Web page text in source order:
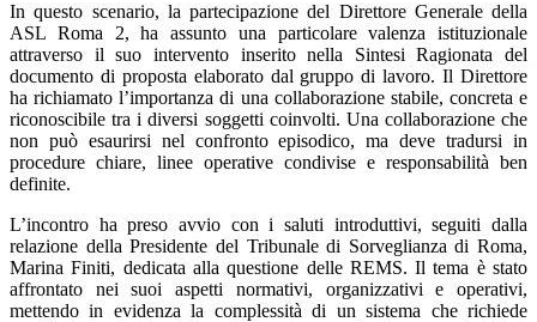
In questo scenario, la partecipazione del Direttore Generale della
ASL Roma 2, ha assunto una particolare valenza istituzionale
attraverso il suo intervento inserito nella Sintesi Ragionata del
documento di proposta elaborato dal gruppo di lavoro. Il Direttore
ha richiamato l’importanza di una collaborazione stabile, concreta e
riconoscibile tra i diversi soggetti coinvolti. Una collaborazione che
non può esaurirsi nel confronto episodico, ma deve tradursi in
procedure chiare, linee operative condivise e responsabilità ben
definite.
L’incontro ha preso avvio con i saluti introduttivi, seguiti dalla
relazione della Presidente del Tribunale di Sorveglianza di Roma,
Marina Finiti, dedicata alla questione delle REMS. Il tema è stato
affrontato nei suoi aspetti normativi, organizzativi e operativi,
mettendo in evidenza la complessità di un sistema che richiede